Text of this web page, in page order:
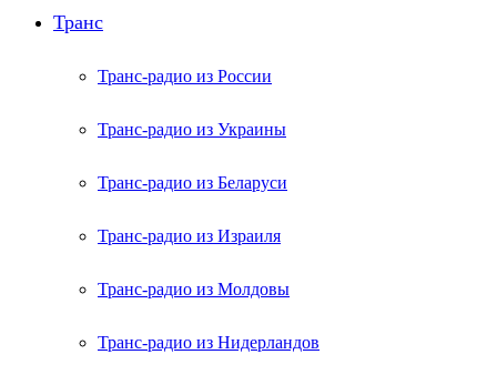
Транс
Транс-радио из России
Транс-радио из Украины
Транс-радио из Беларуси
Транс-радио из Израиля
Транс-радио из Молдовы
Транс-радио из Нидерландов